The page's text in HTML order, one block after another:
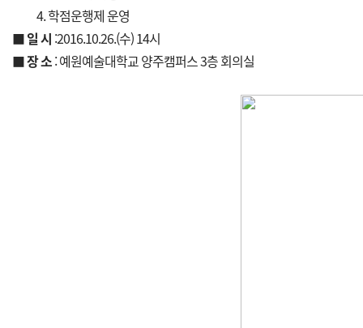
4. 학점운행제 운영
■일 시 :2016.10.26.(수) 14시
■장 소: 예원예술대학교 양주캠퍼스 3층 회의실